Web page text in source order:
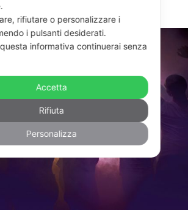
rifiutare o personalizzare i
i pulsanti desiderati.
informativa continuerai senza
Accetta
Rifiuta
Personalizza